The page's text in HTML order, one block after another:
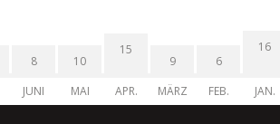
8
JUNI
10
MAI
15
APR.
9
MÄRZ
6
FEB.
16
JAN.